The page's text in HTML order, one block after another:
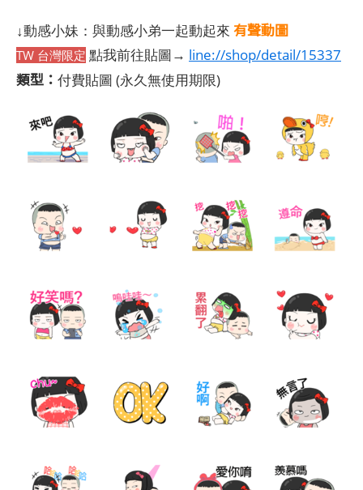
↓動感小妹：與動感小弟一起動起來 有聲動圖
TW 台灣限定 點我前往貼圖→ line://shop/detail/15337
類型： 付費貼圖 (永久無使用期限)